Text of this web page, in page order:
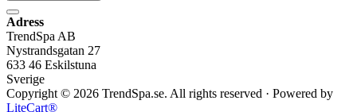
Adress
TrendSpa AB
Nystrandsgatan 27
633 46 Eskilstuna
Sverige
Copyright © 2026 TrendSpa.se. All rights reserved · Powered by
LiteCart®